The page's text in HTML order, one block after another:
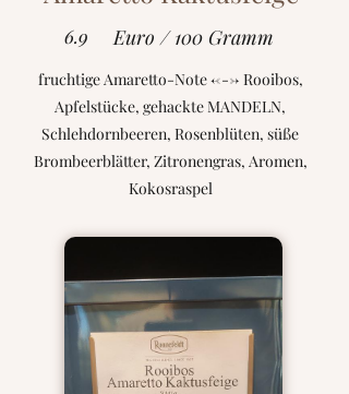
6.9 Euro / 100 Gramm
fruchtige Amaretto-Note <---> Rooibos,
Apfelstücke, gehackte MANDELN,
Schlehdornbeeren, Rosenblüten, süße
Brombeerblätter, Zitronengras, Aromen,
Kokosraspel